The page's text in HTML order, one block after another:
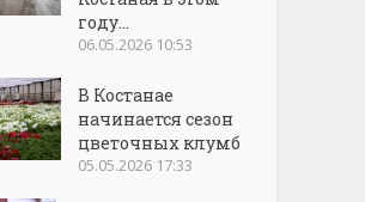
году...
06.05.2026 10:53
В Костанае
начинается сезон
цветочных клумб
05.05.2026 17:33